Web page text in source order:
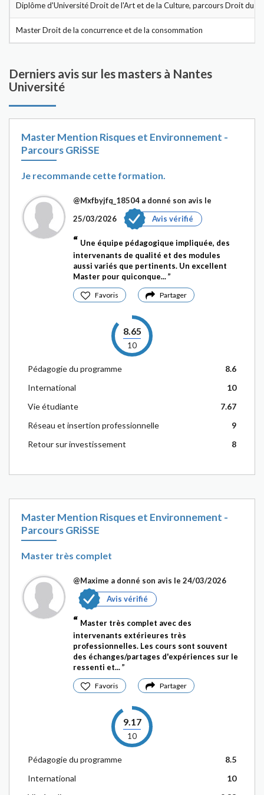
Diplôme d'Université Droit de l'Art et de la Culture, parcours Droit du
Master Droit de la concurrence et de la consommation
Derniers avis sur les masters à Nantes
Université
Master Mention Risques et Environnement -
Parcours GRiSSE
Je recommande cette formation.
@Mxfbyjfq_18504 a donné son avis le
25/03/2026
Avis vérifié
Une équipe pédagogique impliquée, des
intervenants de qualité et des modules
aussi variés que pertinents. Un excellent
Master pour quiconque...
Favoris Partager
8.65
10
Pédagogie du programme
8.6
International
10
Vie étudiante
7.67
Réseau et insertion professionnelle
9
Retour sur investissement
8
Master Mention Risques et Environnement -
Parcours GRiSSE
Master très complet
@Maxime a donné son avis le 24/03/2026
Avis vérifié
Master très complet avec des
intervenants extérieures très
professionnelles. Les cours sont souvent
des échanges/partages d'expériences sur le
ressenti et...
Favoris Partager
9.17
10
Pédagogie du programme
8.5
International
10